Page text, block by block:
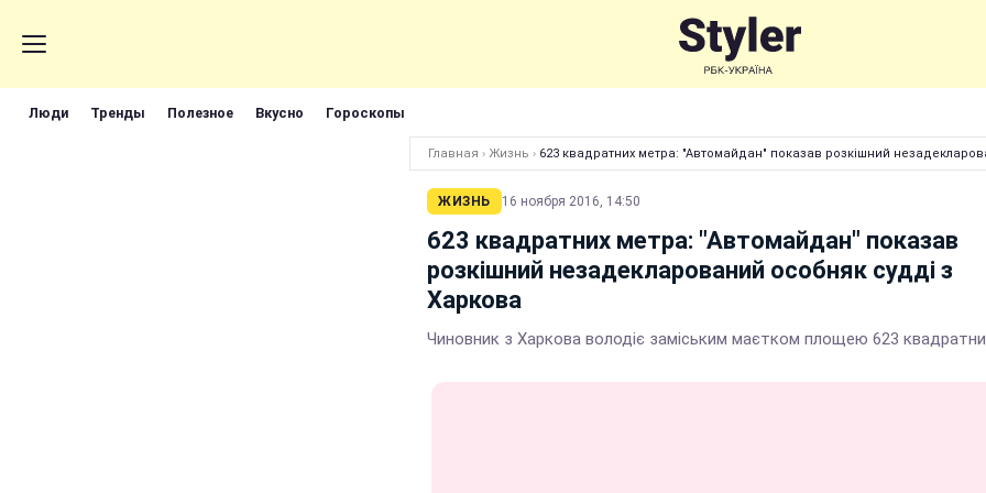
Люди Тренды Полезное Вкусно Гороскопы
Главная › Жизнь › 623 квадратних метра: "Автомайдан" показав розкішний
ЖИЗНЬ 16 ноября 2016, 14:50
623 квадратних метра: "Автомайдан" показав
розкішний незадекларований особняк судді з
Харкова
Чиновник з Харкова володіє заміським маєтком площею 623